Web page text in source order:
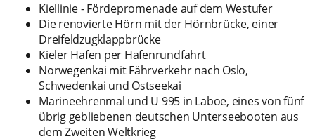
Kiellinie - Fördepromenade auf dem Westufer
Die renovierte Hörn mit der Hörnbrücke, einer
Dreifeldzugklappbrücke
Kieler Hafen per Hafenrundfahrt
Norwegenkai mit Fährverkehr nach Oslo,
Schwedenkai und Ostseekai
Marineehrenmal und U 995 in Laboe, eines von fünf
übrig gebliebenen deutschen Unterseebooten aus
dem Zweiten Weltkrieg